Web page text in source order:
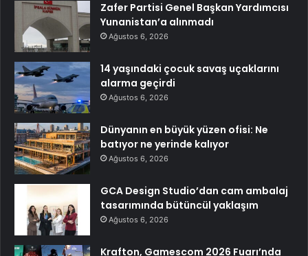
Zafer Partisi Genel Başkan Yardımcısı
Yunanistan’a alınmadı
Ağustos 6, 2026
14 yaşındaki çocuk savaş uçaklarını
alarma geçirdi
Ağustos 6, 2026
Dünyanın en büyük yüzen ofisi: Ne
batıyor ne yerinde kalıyor
Ağustos 6, 2026
GCA Design Studio’dan cam ambalaj
tasarımında bütüncül yaklaşım
Ağustos 6, 2026
Krafton, Gamescom 2026 Fuarı’nda